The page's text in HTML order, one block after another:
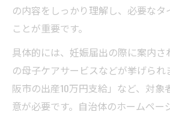
の内容をしっかり理解し、必要なタ
ことが重要です。
具体的には、妊娠届出の際に案内
の母子ケアサービスなどが挙げられ
阪市の出産10万円支給」など、対象
意が必要です。自治体のホームペー